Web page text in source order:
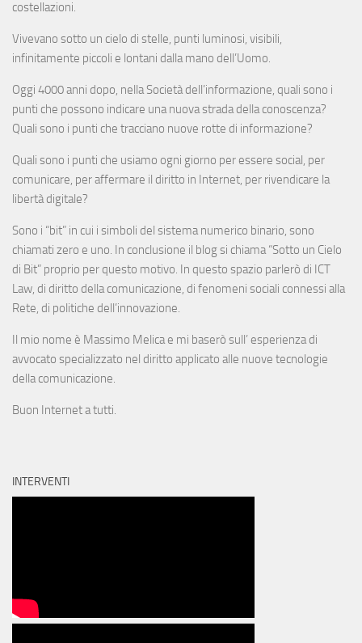
costellazioni.
Vivevano sotto un cielo di stelle, punti luminosi, visibili,
infinitamente piccoli e lontani dalla mano dell’Uomo.
Oggi 4000 anni dopo, nella Società dell’informazione, quali sono i
punti che possono indicare una nuova strada della conoscenza?
Quali sono i punti che tracciano nuove rotte di informazione?
Quali sono i punti che usiamo ogni giorno per essere social, per
comunicare, per affermare il diritto in Internet, per rivendicare la
libertà digitale?
Sono i “bit” in cui i simboli del sistema numerico binario, sono
chiamati zero e uno. In conclusione il blog si chiama “Sotto un Cielo
di Bit” proprio per questo motivo. In questo spazio parlerò di ICT
Law, di diritto della comunicazione, di fenomeni sociali connessi alla
Rete, di politiche dell’innovazione.
Il mio nome è Massimo Melica e mi baserò sull’ esperienza di
avvocato specializzato nel diritto applicato alle nuove tecnologie
della comunicazione.
Buon Internet a tutti.
INTERVENTI